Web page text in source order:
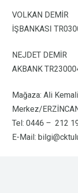
VOLKAN DEMİR
İŞBANKASI
NEJDET DEMİR
AKBANK
Mağaza: Ali
Merkez/
Tel: 0446 – 212
E-Mail: